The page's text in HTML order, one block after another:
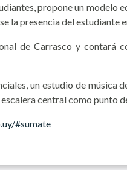
propone un modelo
la presencia del estudiante
de Carrasco y
un estudio de
central como punto
#sumate